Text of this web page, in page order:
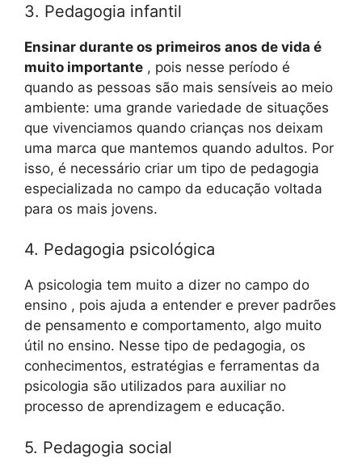
3. Pedagogia infantil
Ensinar durante os primeiros anos de vida é
muito importante , pois nesse período é
quando as pessoas são mais sensíveis ao meio
ambiente: uma grande variedade de situações
que vivenciamos quando crianças nos deixam
uma marca que mantemos quando adultos. Por
isso, é necessário criar um tipo de pedagogia
especializada no campo da educação voltada
para os mais jovens.
4. Pedagogia psicológica
A psicologia tem muito a dizer no campo do
ensino , pois ajuda a entender e prever padrões
de pensamento e comportamento, algo muito
útil no ensino. Nesse tipo de pedagogia, os
conhecimentos, estratégias e ferramentas da
psicologia são utilizados para auxiliar no
processo de aprendizagem e educação.
5. Pedagogia social